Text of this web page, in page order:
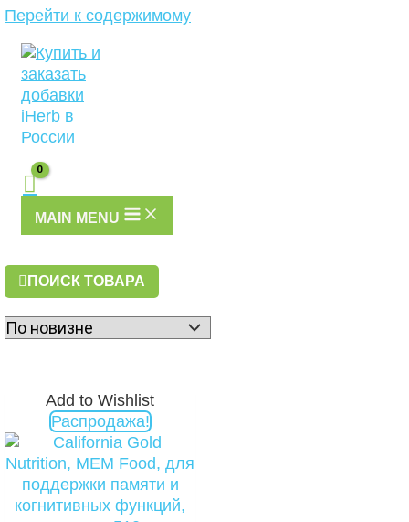
Перейти к содержимому
MAIN MENU
ПОИСК ТОВАРА
Add to Wishlist
Распродажа!